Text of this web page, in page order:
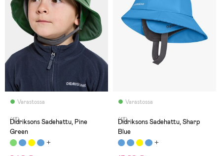
Varastossa
(13)
Didriksons Sadehattu, Pine
Green
Varastossa
(13)
Didriksons Sadehattu, Sharp
Blue